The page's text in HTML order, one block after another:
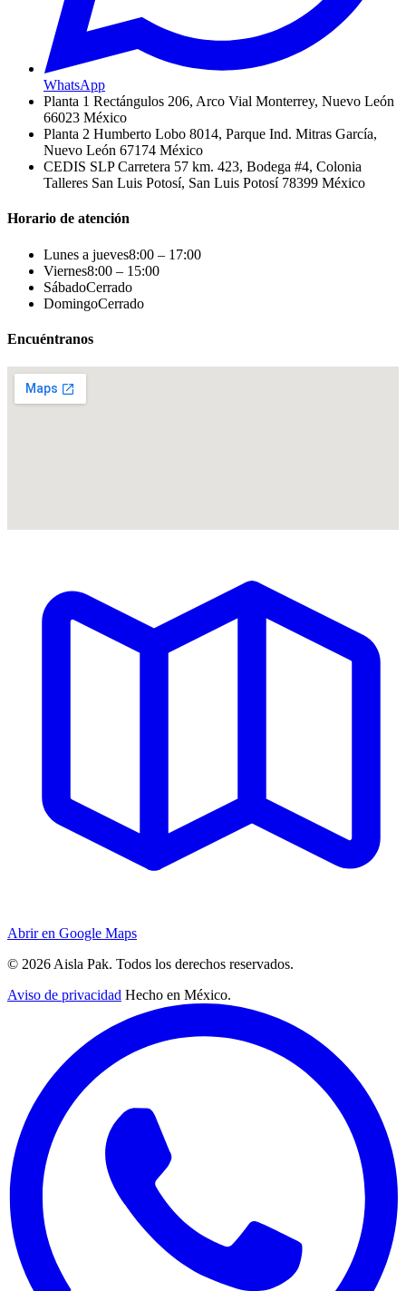
WhatsApp
Planta 1 Rectángulos 206, Arco Vial Monterrey, Nuevo León
66023 México
Planta 2 Humberto Lobo 8014, Parque Ind. Mitras García,
Nuevo León 67174 México
CEDIS SLP Carretera 57 km. 423, Bodega #4, Colonia
Talleres San Luis Potosí, San Luis Potosí 78399 México
Horario de atención
Lunes a jueves8:00 – 17:00
Viernes8:00 – 15:00
SábadoCerrado
DomingoCerrado
Encuéntranos
Abrir en Google Maps
© 2026 Aisla Pak. Todos los derechos reservados.
Aviso de privacidad Hecho en México.